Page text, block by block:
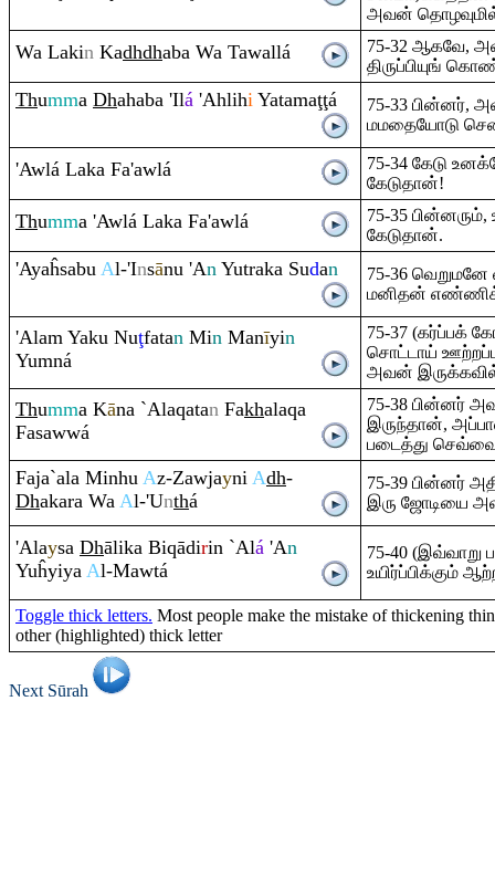
அவன்
Wa Lakin Kadhdhaba Wa Tawallá
75-32 ஆகவே,
திருப்பியுங்
Thumma Dhahaba 'Ilá 'Ahlihi Yatamaţţá
75-33 பின்னர்,
மமதையோடு
'Awlá Laka Fa'awlá
75-34 கேடு
கேடுதான்!
Thumma 'Awlá Laka Fa'awlá
75-35
கேடுதான்.
'Ayaĥsabu Al-'Insānu 'An Yutraka Sudan
75-36 வெறுமனே
மனிதன்
'Alam Yaku Nuţfatan Min Manīyin
Yumná
75-37 (கர்ப்பக்
சொட்டாய்
அவன்
Thumma Kāna `Alaqatan Fakhalaqa
Fasawwá
75-38 பின்னர்
இருந்தான்,
படைத்து
Faja`ala Minhu Az-Zawjayni Adh-
Dhakara Wa Al-'Unthá
75-39 பின்னர்
இரு ஜோடியை
'Alaysa Dhālika Biqādirin `Alá 'An
Yuĥyiya Al-Mawtá
75-40
உயிர்ப்பிக்கும்
Toggle thick letters. Most people make the mistake of thickening
other (highlighted) thick letter
Next Sūrah